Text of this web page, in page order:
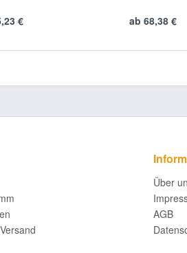
€ ab 68,38 €
Über
AGB